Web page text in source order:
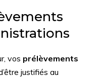
vos prélèvements
justifiés au